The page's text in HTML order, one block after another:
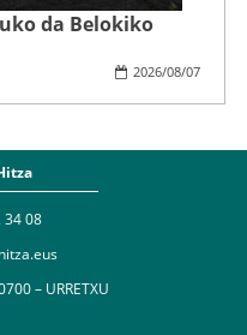
da Belokiko
2026/08/07
34 08
– URRETXU